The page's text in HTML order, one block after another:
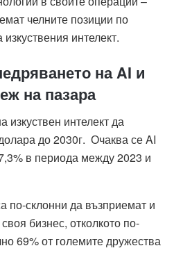
челните позиции по
интелект.
на AI и
на пазара
интелект да
до 2030г. Очаква се AI
в периода между 2023 и
по-склонни да възприемат и
бизнес, отколкото по-
69% от големите дружества